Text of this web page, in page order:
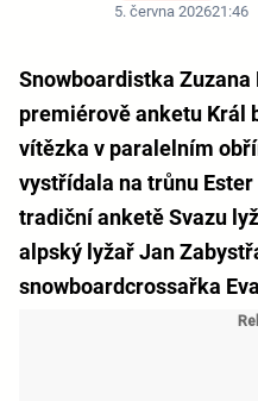
5. června 202621:46
Snowboardistka
premiérově anketu Král
vítězka v paralelním
vystřídala na trůnu
tradiční anketě Svazu
alpský lyžař Jan
snowboardcrossařka